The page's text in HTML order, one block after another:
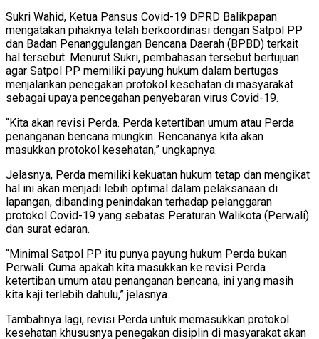
Sukri Wahid, Ketua Pansus Covid-19 DPRD Balikpapan
mengatakan pihaknya telah berkoordinasi dengan Satpol PP
dan Badan Penanggulangan Bencana Daerah (BPBD) terkait
hal tersebut. Menurut Sukri, pembahasan tersebut bertujuan
agar Satpol PP memiliki payung hukum dalam bertugas
menjalankan penegakan protokol kesehatan di masyarakat
sebagai upaya pencegahan penyebaran virus Covid-19.
“Kita akan revisi Perda. Perda ketertiban umum atau Perda
penanganan bencana mungkin. Rencananya kita akan
masukkan protokol kesehatan,” ungkapnya.
Jelasnya, Perda memiliki kekuatan hukum tetap dan mengikat
hal ini akan menjadi lebih optimal dalam pelaksanaan di
lapangan, dibanding penindakan terhadap pelanggaran
protokol Covid-19 yang sebatas Peraturan Walikota (Perwali)
dan surat edaran.
“Minimal Satpol PP itu punya payung hukum Perda bukan
Perwali. Cuma apakah kita masukkan ke revisi Perda
ketertiban umum atau penanganan bencana, ini yang masih
kita kaji terlebih dahulu,” jelasnya.
Tambahnya lagi, revisi Perda untuk memasukkan protokol
kesehatan khususnya penegakan disiplin di masyarakat akan